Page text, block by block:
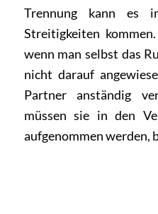
Trennung kann es
Streitigkeiten
wenn man selbst das
nicht darauf
Partner anständig
müssen sie in den
aufgenommen werden,